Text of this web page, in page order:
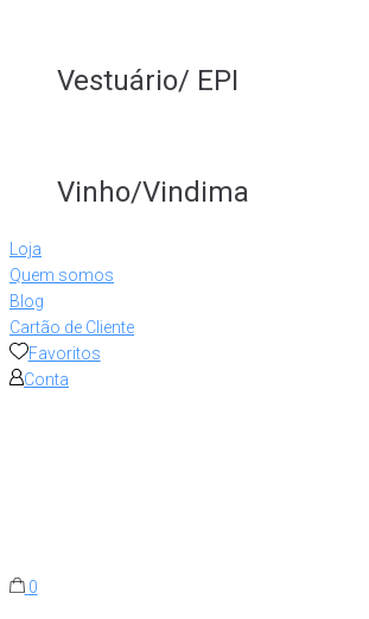
Vestuário/ EPI
Vinho/Vindima
Loja
Quem somos
Blog
Cartão de Cliente
Favoritos
Conta
0